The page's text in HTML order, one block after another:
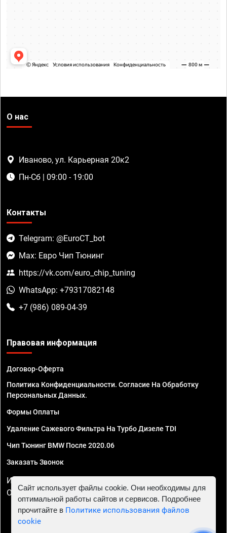
О нас
Иваново, ул. Карьерная 20к2
Пн-Сб | 09:00 - 19:00
Контакты
Telegram: @EuroCT_bot
Max: Евро Чип Тюнинг
https://vk.com/euro_chip_tuning
WhatsApp: +79317082148
+7 (986) 089-04-39
Правовая информация
Договор-Оферта
Политика Конфиденциальности. Согласие На Обработку
Персональных Данных.
Формы Оплаты
Удаление Сажевого Фильтра На Турбо Дизеле TDI
Чип Тюнинг BMW После 2020.06
Заказать Звонок
ИП Смирнов Георгий Павлович. ИНН 781302555843,
ОГРНИП 324470400032610
Сайт использует файлы cookie. Они необходимы для
оптимальной работы сайтов и сервисов. Подробнее
прочитайте в Политике использования файлов
cookie